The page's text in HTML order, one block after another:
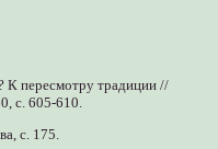
К пересмотру традиции //
с. 605-610.
с. 175.